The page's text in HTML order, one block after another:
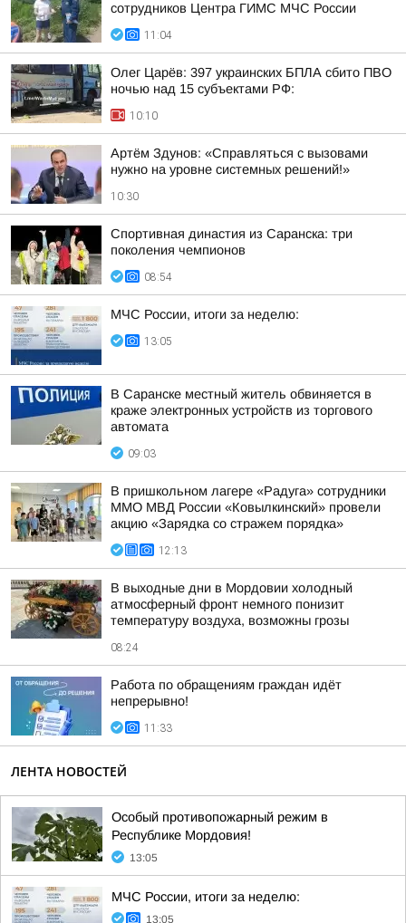
сотрудников Центра ГИМС МЧС России
11:04
Олег Царёв: 397 украинских БПЛА сбито ПВО
ночью над 15 субъектами РФ:
10:10
Артём Здунов: «Справляться с вызовами
нужно на уровне системных решений!»
10:30
Спортивная династия из Саранска: три
поколения чемпионов
08:54
МЧС России, итоги за неделю:
13:05
В Саранске местный житель обвиняется в
краже электронных устройств из торгового
автомата
09:03
В пришкольном лагере «Радуга» сотрудники
ММО МВД России «Ковылкинский» провели
акцию «Зарядка со стражем порядка»
12:13
В выходные дни в Мордовии холодный
атмосферный фронт немного понизит
температуру воздуха, возможны грозы
08:24
Работа по обращениям граждан идёт
непрерывно!
11:33
ЛЕНТА НОВОСТЕЙ
Особый противопожарный режим в
Республике Мордовия!
13:05
МЧС России, итоги за неделю:
13:05